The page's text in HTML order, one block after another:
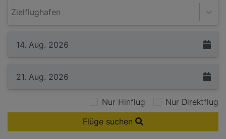
Zielflughafen
Nur Hinflug
Nur Direktflug
Flüge suchen